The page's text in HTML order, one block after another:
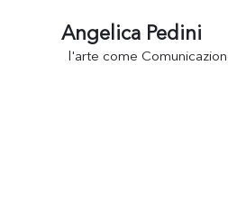
Angelica Pedini
l'arte come